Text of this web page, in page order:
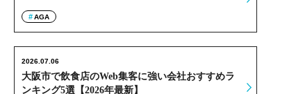
AGA
大阪市で飲食店のWeb集客に強い会社おすすめラ
ンキング5選【2026年最新】
2026.07.06